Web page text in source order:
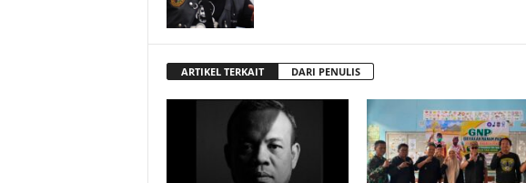
ARTIKEL TERKAIT DARI PENULIS